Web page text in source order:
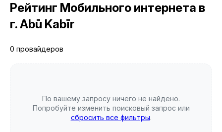
Рейтинг Мобильного интернета в
г. Abū Kabīr
0 провайдеров
По вашему запросу ничего не найдено.
Попробуйте изменить поисковый запрос или
сбросить все фильтры.